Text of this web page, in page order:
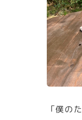
「僕の